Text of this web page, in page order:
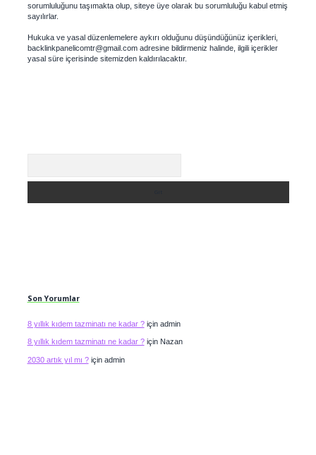
sorumluluğunu taşımakta olup, siteye üye olarak bu sorumluluğu kabul etmiş
sayılırlar.
Hukuka ve yasal düzenlemelere aykırı olduğunu düşündüğünüz içerikleri,
backlinkpanelicomtr@gmail.comadresine bildirmeniz halinde, ilgili içerikler
yasal süre içerisinde sitemizden kaldırılacaktır.
Son Yorumlar
8 yıllık kıdem tazminatı ne kadar ?için admin
8 yıllık kıdem tazminatı ne kadar ?için Nazan
2030 artık yıl mı ?için admin